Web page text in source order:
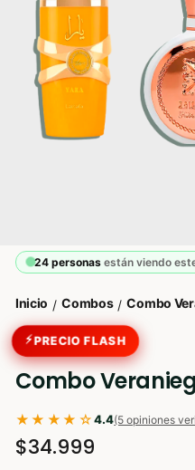
24 personasestán viendo
Inicio / Combos / Combo
⚡PRECIO FLASH
Combo
★★★★☆4.4(5 opiniones
$34.999